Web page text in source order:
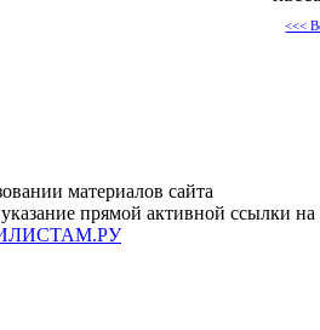
<<<
материалов сайта
указание прямой активной ссылки на